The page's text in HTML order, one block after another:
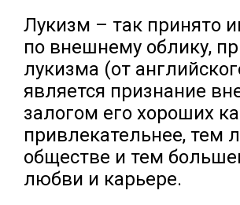
Лукизм – так принято
по внешнему облику,
лукизма (от
является признание
залогом его хороших
привлекательнее, тем
обществе и тем
любви и карьере.